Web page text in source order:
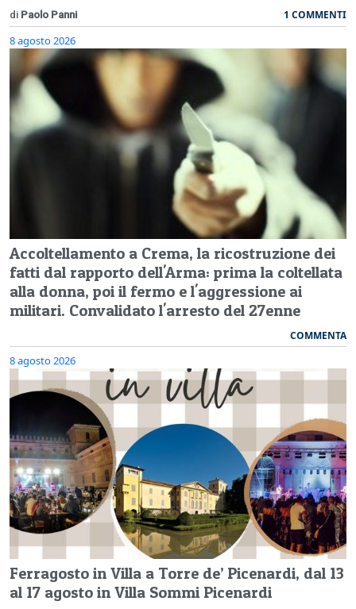
di Paolo Panni 1 COMMENTI
8 agosto 2026
Accoltellamento a Crema, la ricostruzione dei
fatti dal rapporto dell'Arma: prima la coltellata
alla donna, poi il fermo e l'aggressione ai
militari. Convalidato l'arresto del 27enne
COMMENTA
8 agosto 2026
Ferragosto in Villa a Torre de’ Picenardi, dal 13
al 17 agosto in Villa Sommi Picenardi